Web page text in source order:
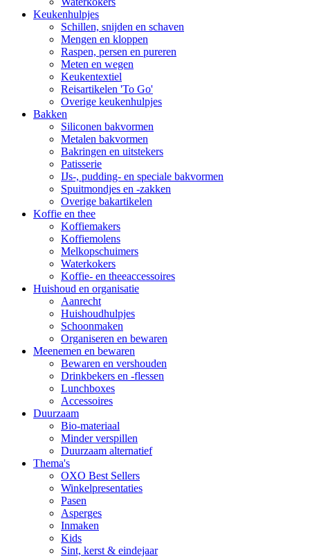
Keukenhulpjes
Schillen, snijden en schaven
Mengen en kloppen
Raspen, persen en pureren
Meten en wegen
Keukentextiel
Reisartikelen 'To Go'
Overige keukenhulpjes
Bakken
Siliconen bakvormen
Metalen bakvormen
Bakringen en uitstekers
Patisserie
IJs-, pudding- en speciale bakvormen
Spuitmondjes en -zakken
Overige bakartikelen
Koffie en thee
Koffiemakers
Koffiemolens
Melkopschuimers
Waterkokers
Koffie- en theeaccessoires
Huishoud en organisatie
Aanrecht
Huishoudhulpjes
Schoonmaken
Organiseren en bewaren
Meenemen en bewaren
Bewaren en vershouden
Drinkbekers en -flessen
Lunchboxes
Accessoires
Duurzaam
Bio-materiaal
Minder verspillen
Duurzaam alternatief
Thema's
OXO Best Sellers
Winkelpresentaties
Pasen
Asperges
Inmaken
Kids
Sint, kerst & eindejaar